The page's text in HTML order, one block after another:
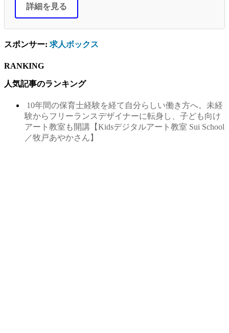
詳細を見る
スポンサー: 求人ボックス
RANKING
人気記事のランキング
10年間の保育士経験を経て自分らしい働き方へ。未経
験からフリーランスデザイナーに転身し、子ども向け
アート教室も開講【Kidsデジタルアート教室 Sui School
／牧戸あやかさん】